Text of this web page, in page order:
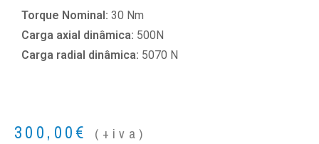
Torque Nominal: 30 Nm
Carga axial dinâmica: 500N
Carga radial dinâmica: 5070 N
300,00€ (+iva)